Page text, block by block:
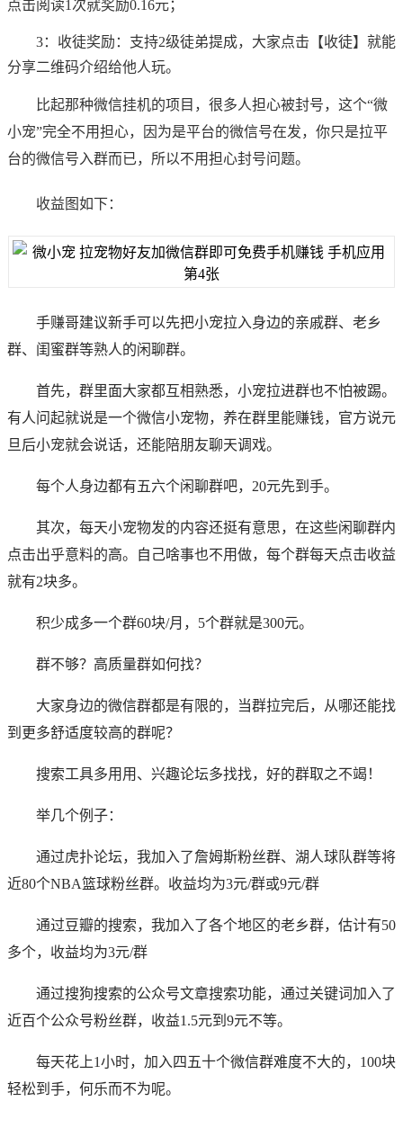
点击阅读1次就奖励0.16元；
3：收徒奖励：支持2级徒弟提成，大家点击【收徒】就能
分享二维码介绍给他人玩。
比起那种微信挂机的项目，很多人担心被封号，这个“微
小宠”完全不用担心，因为是平台的微信号在发，你只是拉平
台的微信号入群而已，所以不用担心封号问题。
收益图如下：
手赚哥建议新手可以先把小宠拉入身边的亲戚群、老乡
群、闺蜜群等熟人的闲聊群。
首先，群里面大家都互相熟悉，小宠拉进群也不怕被踢。
有人问起就说是一个微信小宠物，养在群里能赚钱，官方说元
旦后小宠就会说话，还能陪朋友聊天调戏。
每个人身边都有五六个闲聊群吧，20元先到手。
其次，每天小宠物发的内容还挺有意思，在这些闲聊群内
点击出乎意料的高。自己啥事也不用做，每个群每天点击收益
就有2块多。
积少成多一个群60块/月，5个群就是300元。
群不够？高质量群如何找？
大家身边的微信群都是有限的，当群拉完后，从哪还能找
到更多舒适度较高的群呢？
搜索工具多用用、兴趣论坛多找找，好的群取之不竭！
举几个例子：
通过虎扑论坛，我加入了詹姆斯粉丝群、湖人球队群等将
近80个NBA篮球粉丝群。收益均为3元/群或9元/群
通过豆瓣的搜索，我加入了各个地区的老乡群，估计有50
多个，收益均为3元/群
通过搜狗搜索的公众号文章搜索功能，通过关键词加入了
近百个公众号粉丝群，收益1.5元到9元不等。
每天花上1小时，加入四五十个微信群难度不大的，100块
轻松到手，何乐而不为呢。